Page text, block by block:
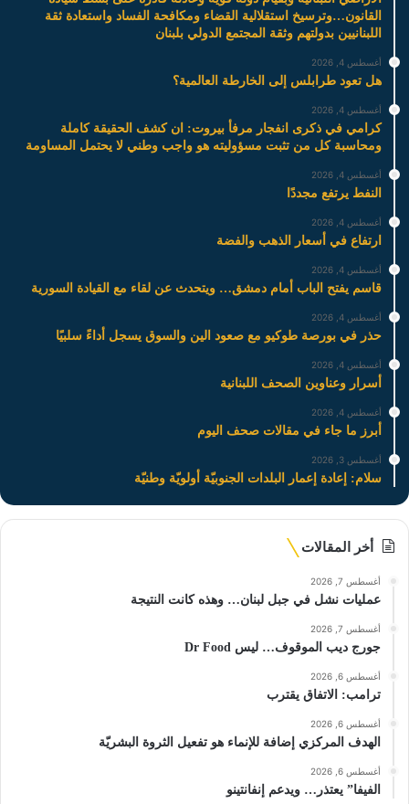
القانون…وترسيخ استقلالية القضاء ومكافحة الفساد واستعادة ثقة
اللبنانيين بدولتهم وثقة المجتمع الدولي بلبنان
أغسطس 4, 2026
هل تعود طرابلس إلى الخارطة العالمية؟
أغسطس 4, 2026
كرامي في ذكرى انفجار مرفأ بيروت: ان كشف الحقيقة كاملة
ومحاسبة كل من تثبت مسؤوليته هو واجب وطني لا يحتمل المساومة
أغسطس 4, 2026
النفط يرتفع مجددًا
أغسطس 4, 2026
ارتفاع في أسعار الذهب والفضة
أغسطس 4, 2026
قاسم يفتح الباب أمام دمشق… ويتحدث عن لقاء مع القيادة السورية
أغسطس 4, 2026
حذر في بورصة طوكيو مع صعود الين والسوق يسجل أداءً سلبيًا
أغسطس 4, 2026
أسرار وعناوين الصحف اللبنانية
أغسطس 4, 2026
أبرز ما جاء في مقالات صحف اليوم
أغسطس 3, 2026
سلام: إعادة إعمار البلدات الجنوبيّة أولويّة وطنيّة
أخر المقالات
أغسطس 7, 2026
عمليات نشل في جبل لبنان… وهذه كانت النتيجة
أغسطس 7, 2026
جورج ديب الموقوف… ليس Dr Food
أغسطس 6, 2026
ترامب: الاتفاق يقترب
أغسطس 6, 2026
الهدف المركزي إضافة للإنماء هو تفعيل الثروة البشريّة
أغسطس 6, 2026
الفيفا” يعتذر… ويدعم إنفانتينو